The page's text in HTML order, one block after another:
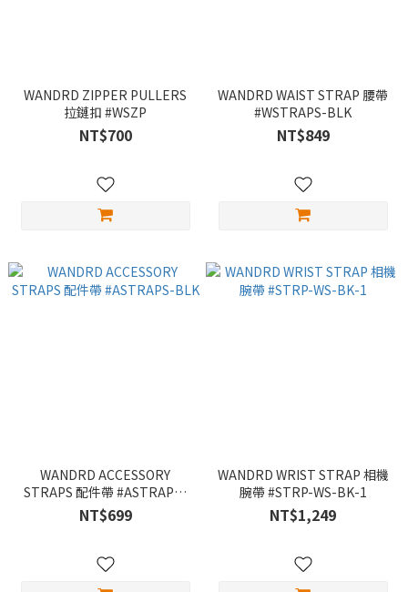
WANDRD ZIPPER PULLERS
拉鏈扣 #WSZP
NT$700
WANDRD WAIST STRAP 腰帶
#WSTRAPS-BLK
NT$849
WANDRD ACCESSORY
STRAPS 配件帶 #ASTRAPS-
BLK
NT$699
WANDRD WRIST STRAP 相機
腕帶 #STRP-WS-BK-1
NT$1,249